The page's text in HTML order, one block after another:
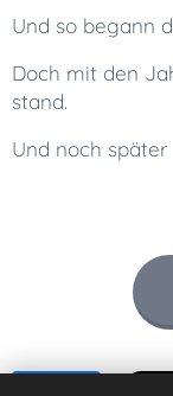
Und so begann
Doch mit den
stand.
Und noch später